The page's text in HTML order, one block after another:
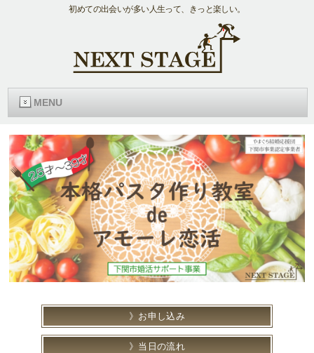
初めての出会いが多い人生って、きっと楽しい。
MENU
お申し込み
当日の流れ